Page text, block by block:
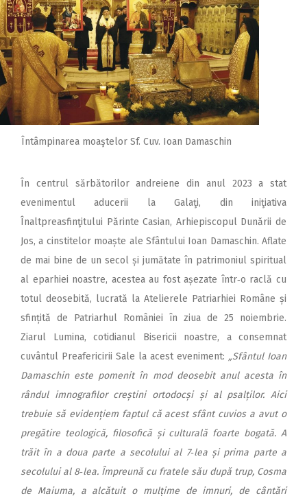
Întâmpinarea moaştelor Sf. Cuv. Ioan Damaschin
În centrul sărbătorilor andreiene din anul 2023 a stat
evenimentul aducerii la Galaţi, din iniţiativa
Înaltpreasfinţitului Părinte Casian, Arhiepiscopul Dunării de
Jos, a cinstitelor moaște ale Sfântului Ioan Damaschin. Aflate
de mai bine de un secol și jumătate în patrimoniul spiritual
al eparhiei noastre, acestea au fost așezate într‑o raclă cu
totul deosebită, lucrată la Atelierele Patriarhiei Române și
sfințită de Patriarhul României în ziua de 25 noiembrie.
Ziarul Lumina, cotidianul Bisericii noastre, a consemnat
cuvântul Preafericirii Sale la acest eveniment: „Sfântul Ioan
Damaschin este pomenit în mod deosebit anul acesta în
rândul imnografilor creștini ortodocși și al psalților. Aici
trebuie să evidențiem faptul că acest sfânt cuvios a avut o
pregătire teologică, filosofică și culturală foarte bogată. A
trăit în a doua parte a secolului al 7‑lea și prima parte a
secolului al 8‑lea. Împreună cu fratele său după trup, Cosma
de Maiuma, a alcătuit o mulțime de imnuri, de cântări